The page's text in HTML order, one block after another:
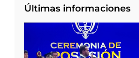
Últimas informaciones